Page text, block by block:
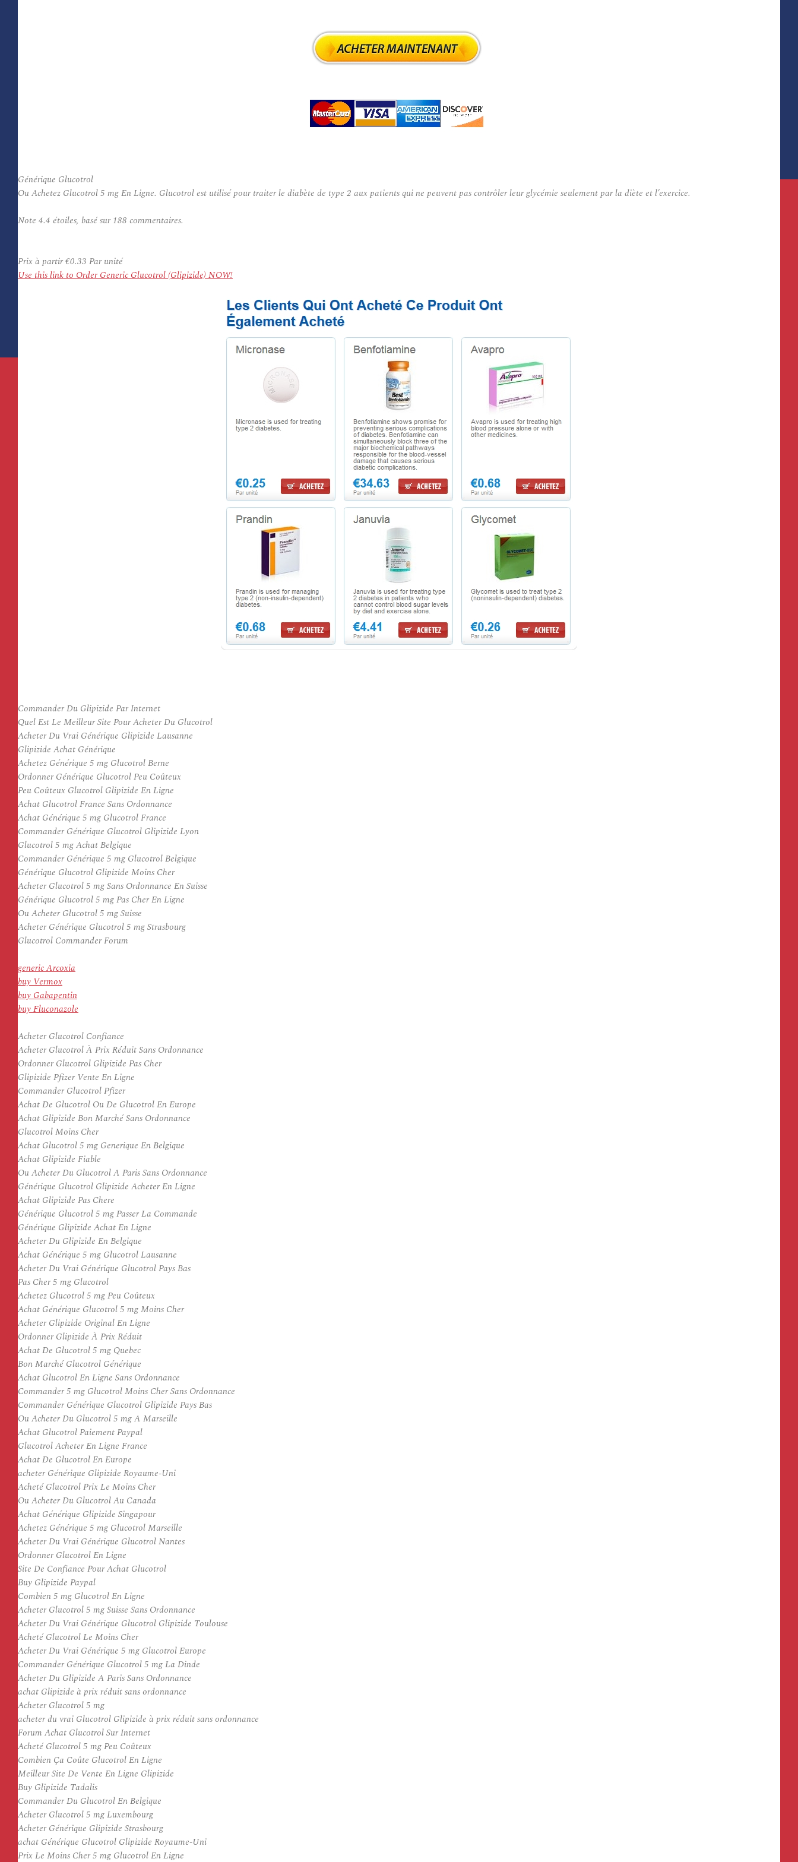
Générique Glucotrol
Ou Achetez Glucotrol 5 mg En Ligne. Glucotrol est utilisé pour traiter le diabète de type 2 aux patients qui ne peuvent pas contrôler leur glycémie seulement par la diète et l’exercice.
Note 4.4 étoiles, basé sur 188 commentaires.
Prix à partir€0.33 Par unité
Use this link to Order Generic Glucotrol (Glipizide) NOW!
Commander Du Glipizide Par Internet
Quel Est Le Meilleur Site Pour Acheter Du Glucotrol
Acheter Du Vrai Générique Glipizide Lausanne
Glipizide Achat Générique
Achetez Générique 5 mg Glucotrol Berne
Ordonner Générique Glucotrol Peu Coûteux
Peu Coûteux Glucotrol Glipizide En Ligne
Achat Glucotrol France Sans Ordonnance
Achat Générique 5 mg Glucotrol France
Commander Générique Glucotrol Glipizide Lyon
Glucotrol 5 mg Achat Belgique
Commander Générique 5 mg Glucotrol Belgique
Générique Glucotrol Glipizide Moins Cher
Acheter Glucotrol 5 mg Sans Ordonnance En Suisse
Générique Glucotrol 5 mg Pas Cher En Ligne
Ou Acheter Glucotrol 5 mg Suisse
Acheter Générique Glucotrol 5 mg Strasbourg
Glucotrol Commander Forum
generic Arcoxia
buy Vermox
buy Gabapentin
buy Fluconazole
Acheter Glucotrol Confiance
Acheter Glucotrol À Prix Réduit Sans Ordonnance
Ordonner Glucotrol Glipizide Pas Cher
Glipizide Pfizer Vente En Ligne
Commander Glucotrol Pfizer
Achat De Glucotrol Ou De Glucotrol En Europe
Achat Glipizide Bon Marché Sans Ordonnance
Glucotrol Moins Cher
Achat Glucotrol 5 mg Generique En Belgique
Achat Glipizide Fiable
Ou Acheter Du Glucotrol A Paris Sans Ordonnance
Générique Glucotrol Glipizide Acheter En Ligne
Achat Glipizide Pas Chere
Générique Glucotrol 5 mg Passer La Commande
Générique Glipizide Achat En Ligne
Acheter Du Glipizide En Belgique
Achat Générique 5 mg Glucotrol Lausanne
Acheter Du Vrai Générique Glucotrol Pays Bas
Pas Cher 5 mg Glucotrol
Achetez Glucotrol 5 mg Peu Coûteux
Achat Générique Glucotrol 5 mg Moins Cher
Acheter Glipizide Original En Ligne
Ordonner Glipizide À Prix Réduit
Achat De Glucotrol 5 mg Quebec
Bon Marché Glucotrol Générique
Achat Glucotrol En Ligne Sans Ordonnance
Commander 5 mg Glucotrol Moins Cher Sans Ordonnance
Commander Générique Glucotrol Glipizide Pays Bas
Ou Acheter Du Glucotrol 5 mg A Marseille
Achat Glucotrol Paiement Paypal
Glucotrol Acheter En Ligne France
Achat De Glucotrol En Europe
acheter Générique Glipizide Royaume-Uni
Acheté Glucotrol Prix Le Moins Cher
Ou Acheter Du Glucotrol Au Canada
Achat Générique Glipizide Singapour
Achetez Générique 5 mg Glucotrol Marseille
Acheter Du Vrai Générique Glucotrol Nantes
Ordonner Glucotrol En Ligne
Site De Confiance Pour Achat Glucotrol
Buy Glipizide Paypal
Combien 5 mg Glucotrol En Ligne
Acheter Glucotrol 5 mg Suisse Sans Ordonnance
Acheter Du Vrai Générique Glucotrol Glipizide Toulouse
Acheté Glucotrol Le Moins Cher
Acheter Du Vrai Générique 5 mg Glucotrol Europe
Commander Générique Glucotrol 5 mg La Dinde
Acheter Du Glipizide A Paris Sans Ordonnance
achat Glipizide à prix réduit sans ordonnance
Acheter Glucotrol 5 mg
acheter du vrai Glucotrol Glipizide à prix réduit sans ordonnance
Forum Achat Glucotrol Sur Internet
Acheté Glucotrol 5 mg Peu Coûteux
Combien Ça Coûte Glucotrol En Ligne
Meilleur Site De Vente En Ligne Glipizide
Buy Glipizide Tadalis
Commander Du Glucotrol En Belgique
Acheter Glucotrol 5 mg Luxembourg
Acheter Générique Glipizide Strasbourg
achat Générique Glucotrol Glipizide Royaume-Uni
Prix Le Moins Cher 5 mg Glucotrol En Ligne